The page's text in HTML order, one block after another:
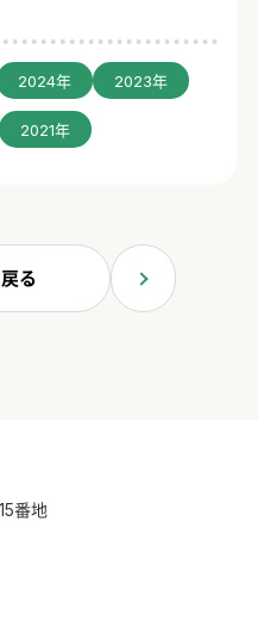
2024年 2023年
2021年
る
番地